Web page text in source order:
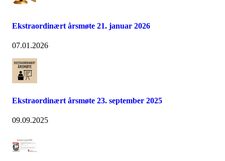
Ekstraordinært årsmøte 21. januar 2026
07.01.2026
Ekstraordinært årsmøte 23. september 2025
09.09.2025